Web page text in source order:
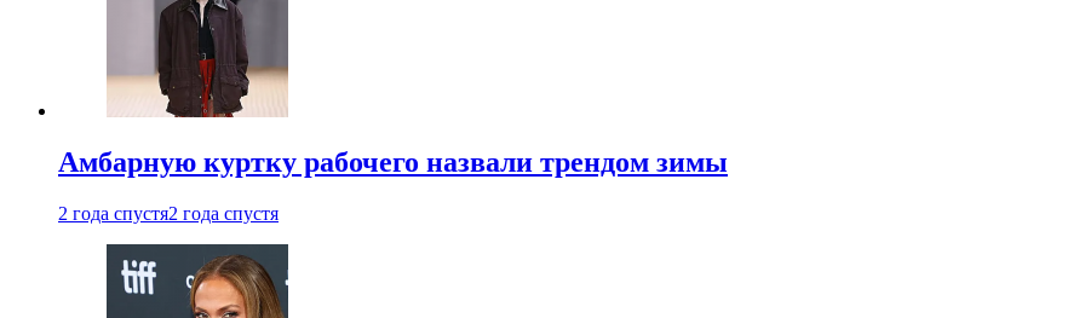
Амбарную куртку рабочего назвали трендом зимы
2 года спустя2 года спустя